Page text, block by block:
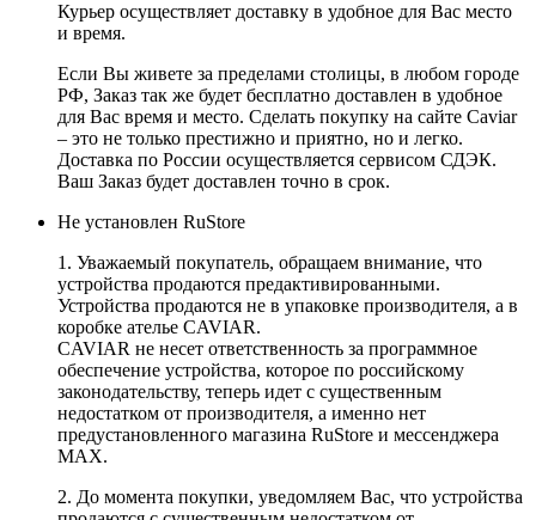
Курьер осуществляет доставку в удобное для Вас место
и время.
Если Вы живете за пределами столицы, в любом городе
РФ, Заказ так же будет бесплатно доставлен в удобное
для Вас время и место. Сделать покупку на сайте Caviar
– это не только престижно и приятно, но и легко.
Доставка по России осуществляется сервисом СДЭК.
Ваш Заказ будет доставлен точно в срок.
Не установлен RuStore
1. Уважаемый покупатель, обращаем внимание, что
устройства продаются предактивированными.
Устройства продаются не в упаковке производителя, а в
коробке ателье CAVIAR.
CAVIAR не несет ответственность за программное
обеспечение устройства, которое по российскому
законодательству, теперь идет с существенным
недостатком от производителя, а именно нет
предустановленного магазина RuStore и мессенджера
MAX.
2. До момента покупки, уведомляем Вас, что устройства